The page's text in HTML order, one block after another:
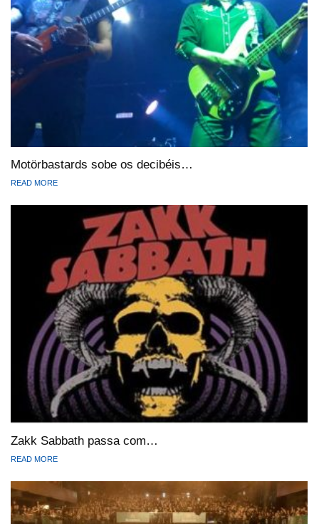
Motörbastards sobe os decibéis…
READ MORE
Zakk Sabbath passa com…
READ MORE